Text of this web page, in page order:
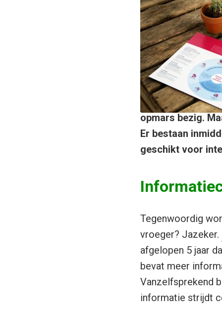
opmars bezig.
Er bestaan
geschikt voor
Tegenwoordig
vroeger? Jazeker.
afgelopen 5 jaar
bevat meer
Vanzelfsprekend
informatie strijdt